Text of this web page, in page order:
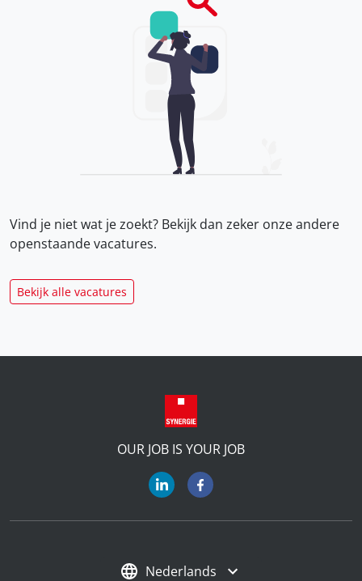
Vind je niet wat je zoekt? Bekijk dan zeker onzeandere
openstaande vacatures.
Bekijk alle vacatures
OUR JOB IS YOUR JOB
Nederlands